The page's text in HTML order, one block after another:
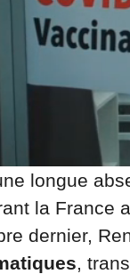
longue
la France
dernier,
,